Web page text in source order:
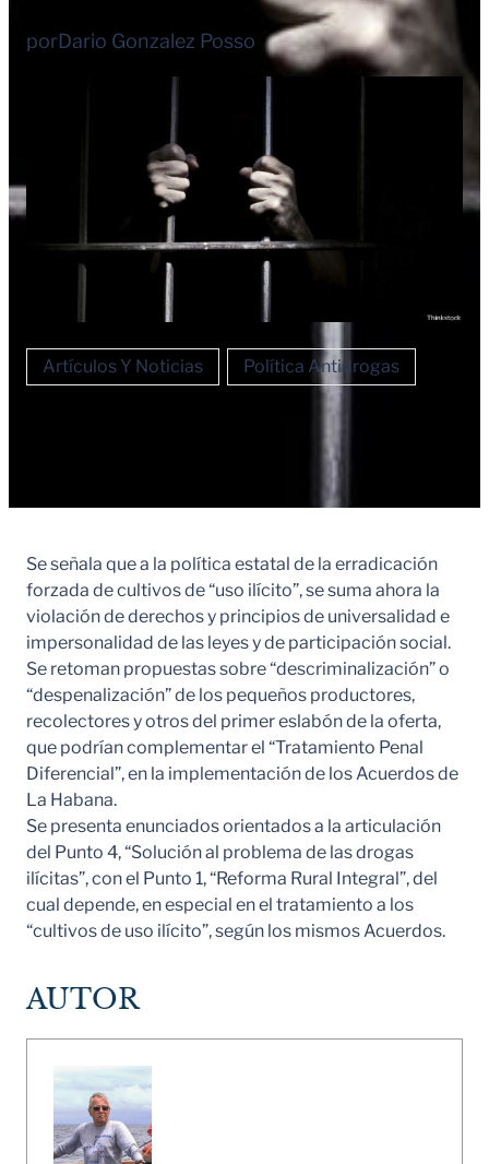
porDario Gonzalez Posso
Artículos Y Noticias Política Antidrogas
Se señala que a la política estatal de la erradicación
forzada de cultivos de “uso ilícito”, se suma ahora la
violación de derechos y principios de universalidad e
impersonalidad de las leyes y de participación social.
Se retoman propuestas sobre “descriminalización” o
“despenalización” de los pequeños productores,
recolectores y otros del primer eslabón de la oferta,
que podrían complementar el “Tratamiento Penal
Diferencial”, en la implementación de los Acuerdos de
La Habana.
Se presenta enunciados orientados a la articulación
del Punto 4, “Solución al problema de las drogas
ilícitas”, con el Punto 1, “Reforma Rural Integral”, del
cual depende, en especial en el tratamiento a los
“cultivos de uso ilícito”, según los mismos Acuerdos.
AUTOR